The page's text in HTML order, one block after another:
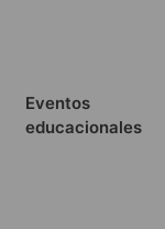
Eventos
educacionales